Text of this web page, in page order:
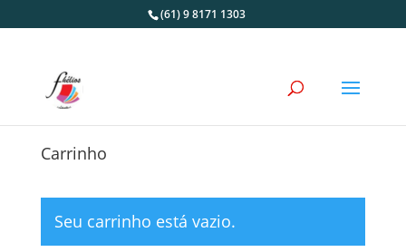
(61) 9 8171 1303
Carrinho
Seu carrinho está vazio.